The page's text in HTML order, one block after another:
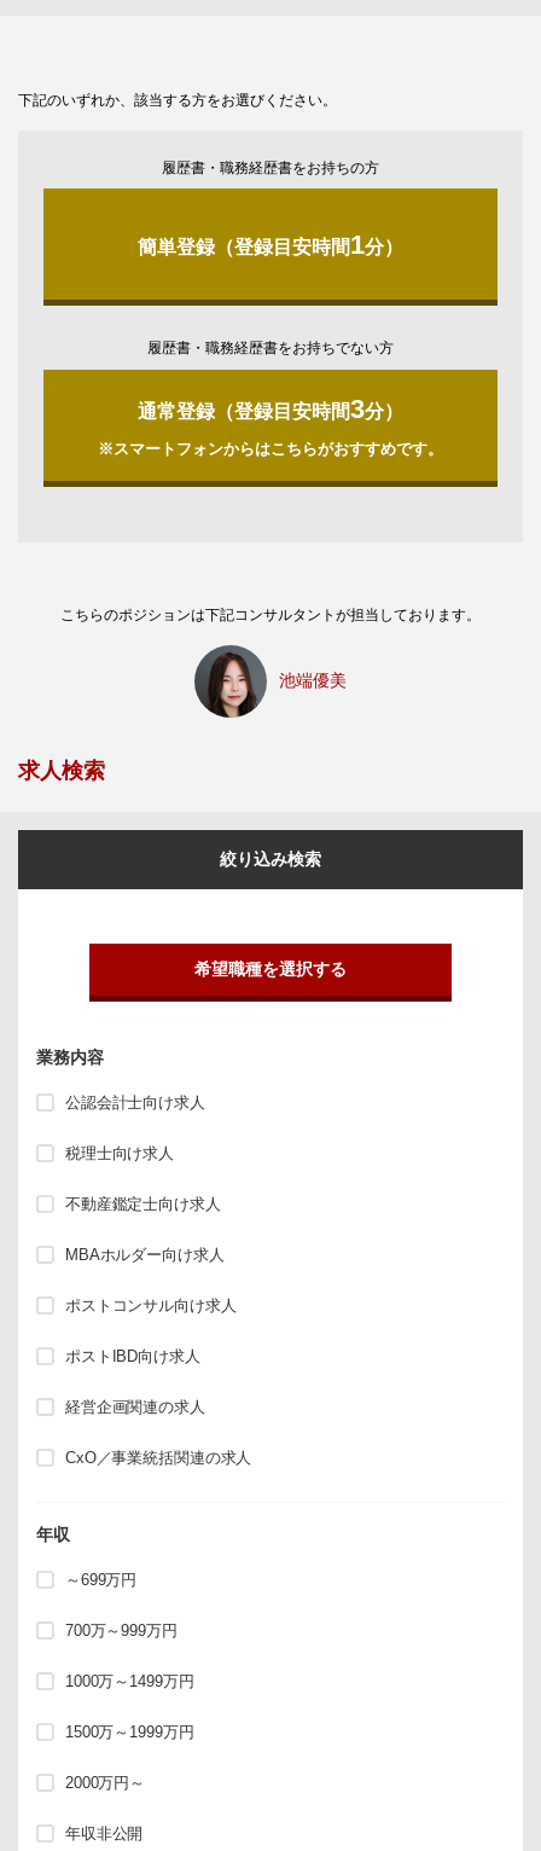
下記のいずれか、該当する方をお選びください。
履歴書・職務経歴書をお持ちの方
簡単登録（登録目安時間1分）
履歴書・職務経歴書をお持ちでない方
通常登録（登録目安時間3分）
※スマートフォンからはこちらがおすすめです。
こちらのポジションは下記コンサルタントが担当しております。
池端優美
求人検索
絞り込み検索
希望職種を選択する
業務内容
公認会計士向け求人
税理士向け求人
不動産鑑定士向け求人
MBAホルダー向け求人
ポストコンサル向け求人
ポストIBD向け求人
経営企画関連の求人
CxO／事業統括関連の求人
年収
～699万円
700万～999万円
1000万～1499万円
1500万～1999万円
2000万円～
年収非公開